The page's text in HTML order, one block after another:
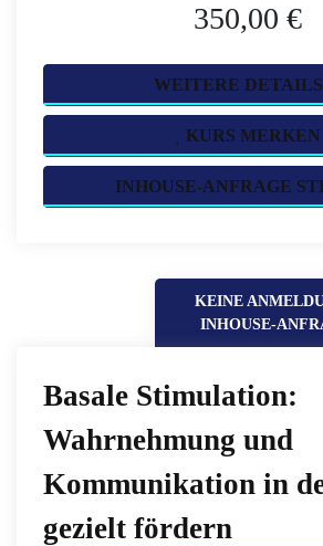
350,00 €
WEITERE
KURS MERKEN
INHOUSE-ANFRAGE
KEINE
INHOUSE-
Basale Stimulation:
Wahrnehmung und
Kommunikation in
gezielt fördern